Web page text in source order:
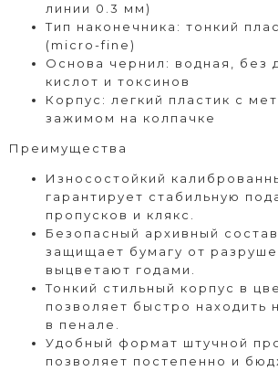
линии 0.3 мм)
Тип наконечника: тонкий
(micro-fine)
Основа чернил: водная, без
кислот и токсинов
Корпус: легкий пластик с
зажимом на колпачке
Преимущества
Износостойкий
гарантирует стабильную
пропусков и клякс.
Безопасный архивный
защищает бумагу от
выцветают годами.
Тонкий стильный корпус в
позволяет быстро находить
в пенале.
Удобный формат штучной
позволяет постепенно и